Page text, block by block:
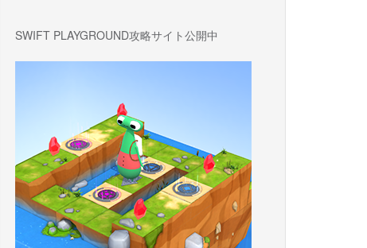
SWIFT PLAYGROUND攻略サイト公開中